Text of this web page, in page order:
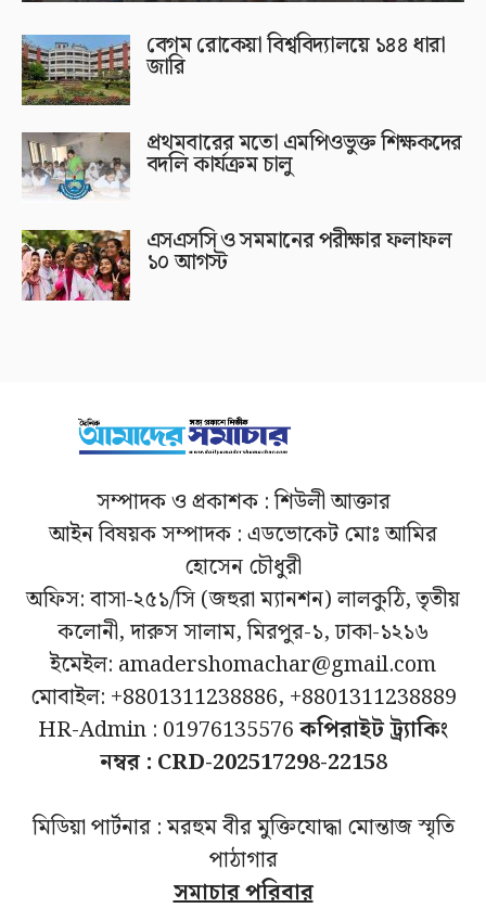
বেগম রোকেয়া বিশ্ববিদ্যালয়ে ১৪৪ ধারা
জারি
প্রথমবারের মতো এমপিওভুক্ত শিক্ষকদের
বদলি কার্যক্রম চালু
এসএসসি ও সমমানের পরীক্ষার ফলাফল
১০ আগস্ট
সম্পাদক ও প্রকাশক : শিউলী আক্তার
আইন বিষয়ক সম্পাদক : এডভোকেট মোঃ আমির
হোসেন চৌধুরী
অফিস: বাসা-২৫১/সি (জহুরা ম্যানশন) লালকুঠি, তৃতীয়
কলোনী, দারুস সালাম, মিরপুর-১, ঢাকা-১২১৬
ইমেইল: amadershomachar@gmail.com
মোবাইল: +8801311238886, +8801311238889
HR-Admin : 01976135576কপিরাইট ট্র্যাকিং
নম্বর : CRD-202517298-22158
মিডিয়া পার্টনার : মরহুম বীর মুক্তিযোদ্ধা মোন্তাজ স্মৃতি
পাঠাগার
সমাচার পরিবার